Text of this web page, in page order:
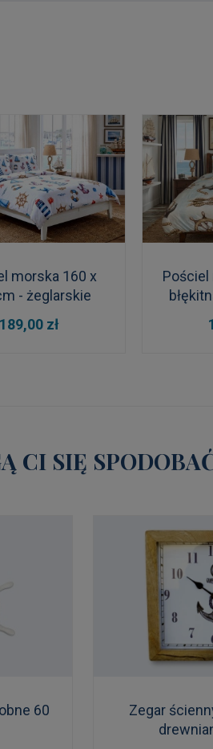
morska 160 x
- żeglarskie
189,00 zł
KOSZYKA DO
CI SIĘ
60
Zegar